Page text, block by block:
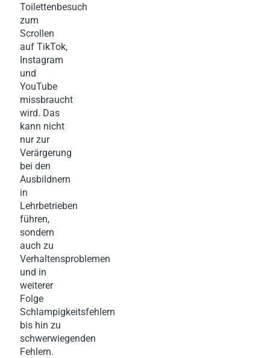
Toilettenbesuch
zum
Scrollen
auf TikTok,
Instagram
und
YouTube
missbraucht
wird. Das
kann nicht
nur zur
Verärgerung
bei den
Ausbildnern
in
Lehrbetrieben
führen,
sondern
auch zu
Verhaltensproblemen
und in
weiterer
Folge
Schlampigkeitsfehlern
bis hin zu
schwerwiegenden
Fehlern.